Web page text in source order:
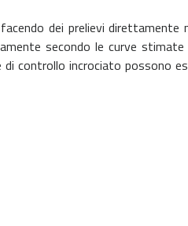
dei prelievi direttamente
secondo le curve
controllo incrociato possono